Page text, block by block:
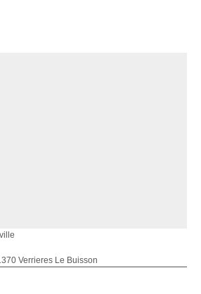
Verrieres Le Buisson